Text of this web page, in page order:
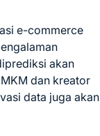
e-commerce
akan
dan kreator
data juga akan